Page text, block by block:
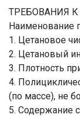
ТРЕБОВАНИЯ
Наименование
1. Цетановое
2. Цетановый
3. Плотность
4.
(по массе), не
5. Содержание